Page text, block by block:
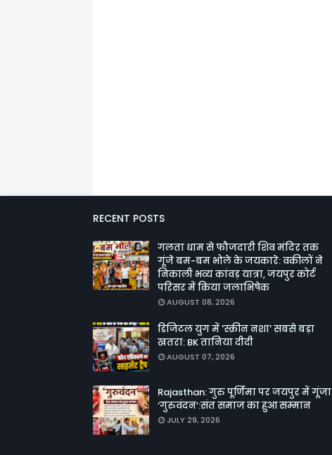
RECENT POSTS
गलता धाम से फौजदारी शिव मंदिर तक
गूंजे बम-बम भोले के जयकारे: वकीलों ने
निकाली भव्य कांवड़ यात्रा, जयपुर कोर्ट
परिसर में किया जलाभिषेक
AUGUST 08, 2026
डिजिटल युग में 'स्क्रीन नशा' सबसे बड़ा
खतरा: BK तानिया दीदी
AUGUST 07, 2026
Rajasthan: गुरु पूर्णिमा पर जयपुर में गूंजा
‘गुरुवंदन’:संत समाज का हुआ सम्मान
JULY 29, 2026